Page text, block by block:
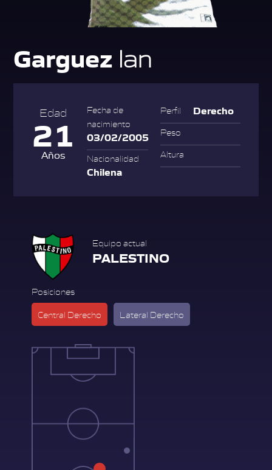
Garguez Ian
Edad
21
Años
Fecha de
nacimiento
03/02/2005
Nacionalidad
Chilena
Perfil Derecho
Peso
Altura
Equipo actual
PALESTINO
Posiciones
Central Derecho Lateral Derecho